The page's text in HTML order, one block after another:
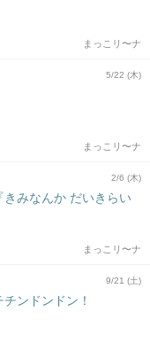
まっこリ〜ナ
5/22 (木)
まっこリ〜ナ
2/6 (木)
みなんか だいきらい
まっこリ〜ナ
9/21 (土)
ンドンドン！